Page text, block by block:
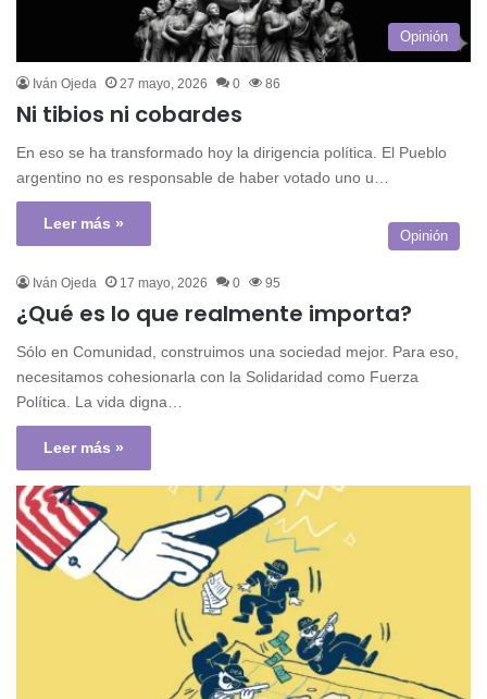
Opinión
Iván Ojeda 27 mayo, 2026 0 86
Ni tibios ni cobardes
En eso se ha transformado hoy la dirigencia política. El Pueblo
argentino no es responsable de haber votado uno u…
Leer más »
Opinión
Iván Ojeda 17 mayo, 2026 0 95
¿Qué es lo que realmente importa?
Sólo en Comunidad, construimos una sociedad mejor. Para eso,
necesitamos cohesionarla con la Solidaridad como Fuerza
Política. La vida digna…
Leer más »